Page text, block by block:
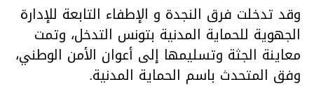
وقد تدخلت فرق النجدة و الإطفاء التابعة للإدارة
الجهوية للحماية المدنية بتونس التدخل، وتمت
معاينة الجثة وتسليمها إلى أعوان الأمن الوطني،
وفق المتحدث باسم الحماية المدنية.